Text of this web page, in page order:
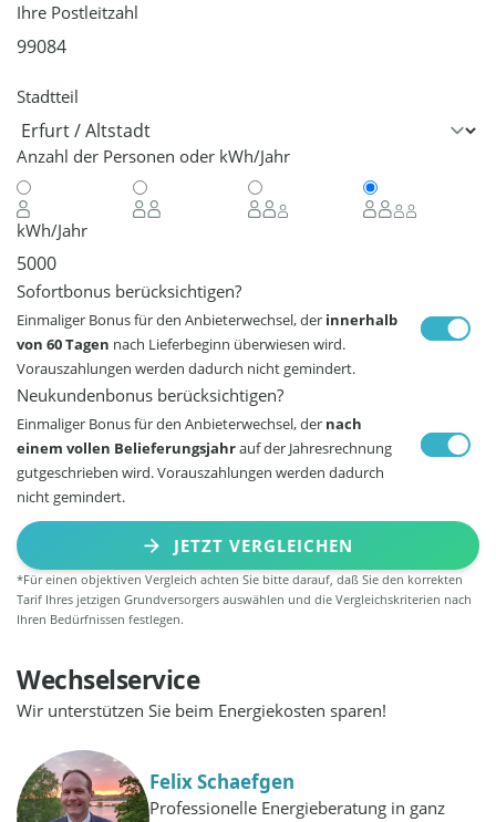
Ihre Postleitzahl
Stadtteil
Anzahl der Personen oder kWh/Jahr
kWh/Jahr
Sofortbonus berücksichtigen?
Einmaliger Bonus für den Anbieterwechsel, der innerhalb
von 60 Tagen nach Lieferbeginn überwiesen wird.
Vorauszahlungen werden dadurch nicht gemindert.
Neukundenbonus berücksichtigen?
Einmaliger Bonus für den Anbieterwechsel, der nach
einem vollen Belieferungsjahrauf der Jahresrechnung
gutgeschrieben wird. Vorauszahlungen werden dadurch
nicht gemindert.
JETZT VERGLEICHEN
*Für einen objektiven Vergleich achten Sie bitte darauf, daß Sie den korrekten
Tarif Ihres jetzigen Grundversorgers auswählen und die Vergleichskriterien nach
Ihren Bedürfnissen festlegen.
Wechselservice
Wir unterstützen Sie beim Energiekosten sparen!
Felix Schaefgen
Professionelle Energieberatung in ganz